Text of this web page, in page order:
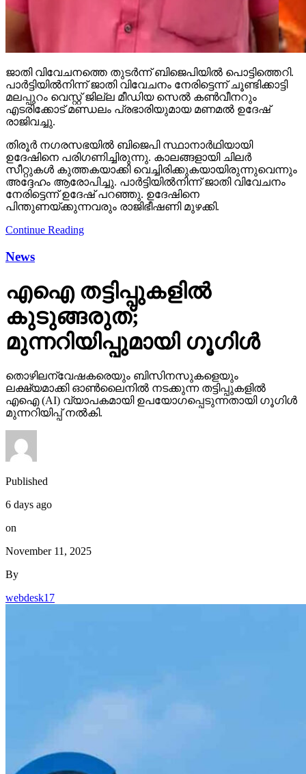
ജാതി വിവേചനത്തെ തുടര്‍ന്ന് ബിജെപിയില്‍ പൊട്ടിത്തെറി.
പാര്‍ട്ടിയില്‍നിന്ന് ജാതി വിവേചനം നേരിട്ടെന്ന് ചൂണ്ടിക്കാട്ടി
മലപ്പുറം വെസ്റ്റ് ജില്ല മീഡിയ സെല്‍ കണ്‍വീനറും
എടരിക്കോട് മണ്ഡലം പ്രഭാരിയുമായ മണമല്‍ ഉദേഷ്
രാജിവച്ചു.
തിരൂര്‍ നഗരസഭയില്‍ ബിജെപി സ്ഥാനാര്‍ഥിയായി
ഉദേഷിനെ പരിഗണിച്ചിരുന്നു. കാലങ്ങളായി ചിലര്‍
സീറ്റുകള്‍ കുത്തകയാക്കി വെച്ചിരിക്കുകയായിരുന്നുവെന്നും
അദ്ദേഹം ആരോപിച്ചു. പാര്‍ട്ടിയില്‍നിന്ന് ജാതി വിവേചനം
നേരിട്ടെന്ന് ഉദേഷ് പറഞ്ഞു. ഉദേഷിനെ
പിന്തുണയ്ക്കുന്നവരും രാജിഭീഷണി മുഴക്കി.
Continue Reading
News
എഐ തട്ടിപ്പുകളില്‍
കുടുങ്ങരുത്;
മുന്നറിയിപ്പുമായി ഗൂഗിള്‍
തൊഴിലന്വേഷകരെയും ബിസിനസുകളെയും
ലക്ഷ്യമാക്കി ഓണ്‍ലൈനില്‍ നടക്കുന്ന തട്ടിപ്പുകളില്‍
എഐ (AI) വ്യാപകമായി ഉപയോഗപ്പെടുന്നതായി ഗൂഗിള്‍
മുന്നറിയിപ്പ് നല്‍കി.
Published
6 days ago
on
November 11, 2025
By
webdesk17